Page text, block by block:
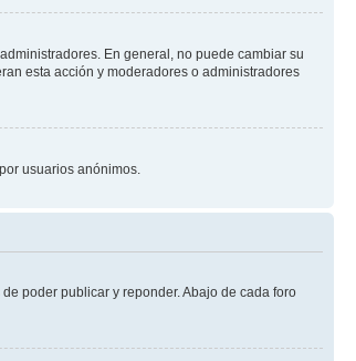
En general, no puede cambiar su
esta acción y moderadores o administradores
usuarios anónimos.
poder publicar y reponder. Abajo de cada foro